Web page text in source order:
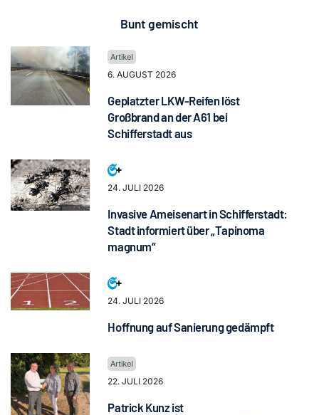
Bunt gemischt
6. AUGUST 2026
Geplatzter LKW-Reifen löst
Großbrand an der A61 bei
Schifferstadt aus
24. JULI 2026
Invasive Ameisenart in Schifferstadt:
Stadt informiert über „Tapinoma
magnum“
24. JULI 2026
Hoffnung auf Sanierung gedämpft
22. JULI 2026
Patrick Kunz ist